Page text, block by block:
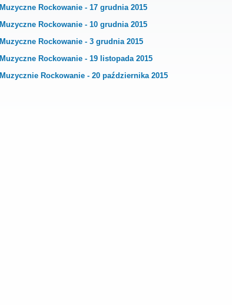
Muzyczne Rockowanie - 17 grudnia 2015
Muzyczne Rockowanie - 10 grudnia 2015
Muzyczne Rockowanie - 3 grudnia 2015
Muzyczne Rockowanie - 19 listopada 2015
Muzycznie Rockowanie - 20 października 2015